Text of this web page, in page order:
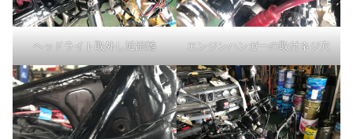
ヘッドライト取外し近距離 エンジンハンガーの取付ネジ穴